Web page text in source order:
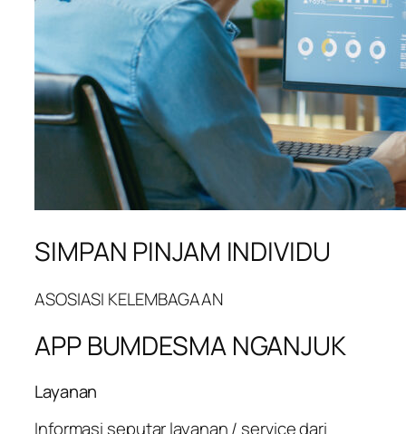
SIMPAN PINJAM INDIVIDU
ASOSIASI KELEMBAGAAN
APP BUMDESMA NGANJUK
Layanan
Informasi seputar layanan / service dari